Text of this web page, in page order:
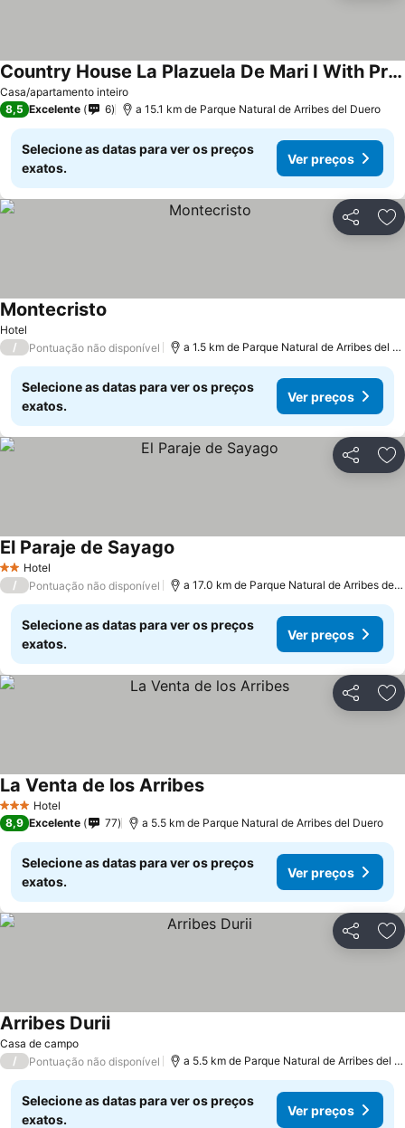
Casa/apartamento inteiro
Country House La Plazuela De Mari I With Private Garden And Wi-fi
8,5 Excelente 6 a 15.1 km de Parque Natural de Arribes del Duero
Selecione as datas para ver os preços
exatos.
Ver preços
Partilhar
Hotel
Montecristo
/ Pontuação não disponível a 1.5 km de Parque Natural de Arribes del Duero
Selecione as datas para ver os preços
exatos.
Ver preços
Partilhar
2 Estrelas
Hotel
El Paraje de Sayago
/ Pontuação não disponível a 17.0 km de Parque Natural de Arribes del Duero
Selecione as datas para ver os preços
exatos.
Ver preços
Partilhar
3 EstrelasHotel
La Venta de los Arribes
8,9 Excelente 77 a 5.5 km de Parque Natural de Arribes del Duero
Selecione as datas para ver os preços
exatos.
Ver preços
Partilhar
Casa de campo
Arribes Durii
/ Pontuação não disponível a 5.5 km de Parque Natural de Arribes del Duero
Selecione as datas para ver os preços
exatos.
Ver preços